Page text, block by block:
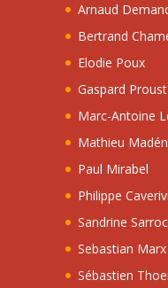
Arnaud
Bertrand
Elodie Poux
Gaspard Proust
Marc-Antoine
Mathieu
Paul Mirabel
Philippe
Sandrine
Sebastian Marx
Sébastien